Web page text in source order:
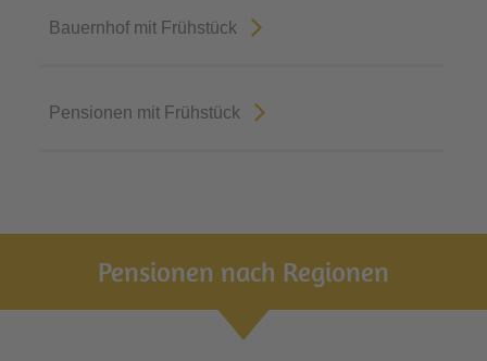
Bauernhof mit Frühstück
Pensionen mit Frühstück
Pensionen nach Regionen